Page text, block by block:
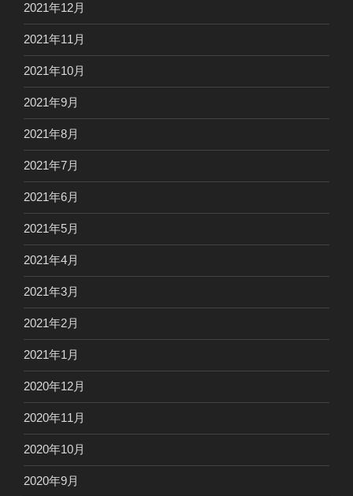
2021年12月
2021年11月
2021年10月
2021年9月
2021年8月
2021年7月
2021年6月
2021年5月
2021年4月
2021年3月
2021年2月
2021年1月
2020年12月
2020年11月
2020年10月
2020年9月